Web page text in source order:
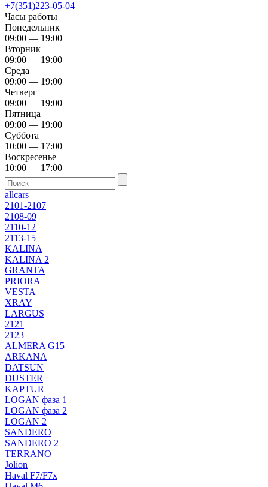
+7(351)223-05-04
Часы работы
Понедельник
09:00 — 19:00
Вторник
09:00 — 19:00
Среда
09:00 — 19:00
Четверг
09:00 — 19:00
Пятница
09:00 — 19:00
Суббота
10:00 — 17:00
Воскресенье
10:00 — 17:00
allcars
2101-2107
2108-09
2110-12
2113-15
KALINA
KALINA 2
GRANTA
PRIORA
VESTA
XRAY
LARGUS
2121
2123
ALMERA G15
ARKANA
DATSUN
DUSTER
KAPTUR
LOGAN фаза 1
LOGAN фаза 2
LOGAN 2
SANDERO
SANDERO 2
TERRANO
Jolion
Haval F7/F7x